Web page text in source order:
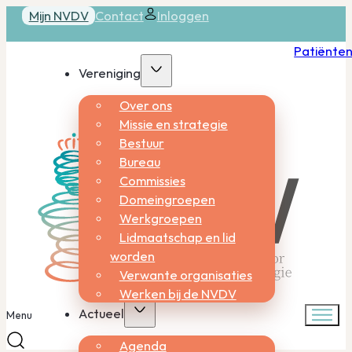
Mijn NVDV Contact Inloggen
Vereniging
Over ons
Missie en strategie
Bestuur
Bureau
Commissies
Domeingroepen
Werkgroepen
Lidmaatschap en lid
worden
Verwante organisaties
Werken bij de NVDV
Actueel
Agenda
Menu